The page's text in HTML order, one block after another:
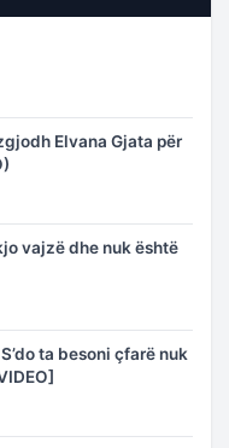
Elvana Gjata për
vajzë dhe nuk është
ta besoni çfarë nuk